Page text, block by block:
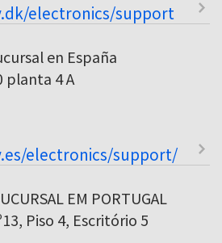
electronics/support
en España
planta 4 A
electronics/support/
EM PORTUGAL
Piso 4, Escritório 5